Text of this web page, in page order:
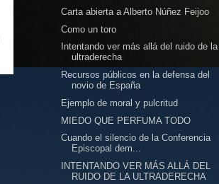
Carta abierta a Alberto Núñez Feijoo
Como un toro
Intentando ver más allá del ruido de la
ultraderecha
Recursos públicos en la defensa del
novio de España
Ejemplo de moral y pulcritud
MIEDO QUE PERFUMA TODO
Cuando el silencio de la Conferencia
Episcopal dem...
INTENTANDO VER MÁS ALLÁ DEL
RUIDO DE LA ULTRADERECHA